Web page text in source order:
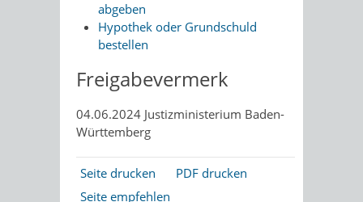
abgeben
Hypothek oder Grundschuld
bestellen
Freigabevermerk
04.06.2024 Justizministerium Baden-
Württemberg
Seite drucken
PDF drucken
Seite empfehlen